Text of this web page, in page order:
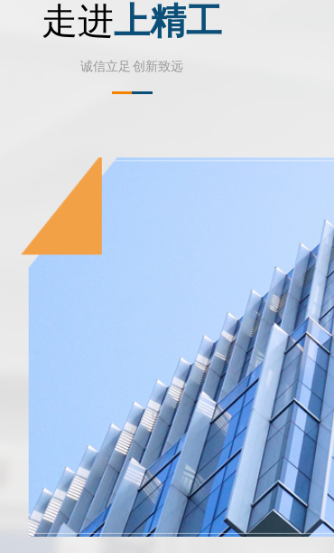
走进上精工
诚信立足 创新致远